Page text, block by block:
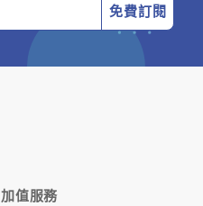
免費訂閱
加值服務